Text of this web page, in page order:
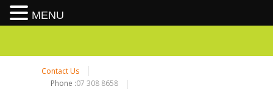
Contact Us
Phone :07 308 8658
MENU